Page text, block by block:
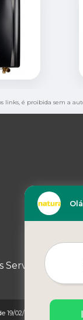
links, é proibida sem a
Serviços
02/1998)